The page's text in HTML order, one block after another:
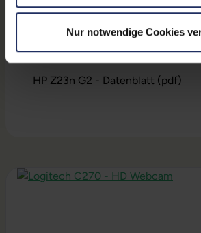
Nur notwendige Cookies
Lieferumfang: Display, Stromkabel
HP Z23n G2 - Datenblatt (pdf)
Produktgalerie überspringen